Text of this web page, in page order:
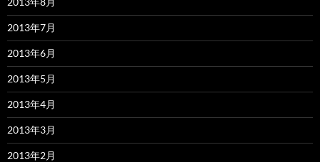
2013年7月
2013年6月
2013年5月
2013年4月
2013年3月
2013年2月